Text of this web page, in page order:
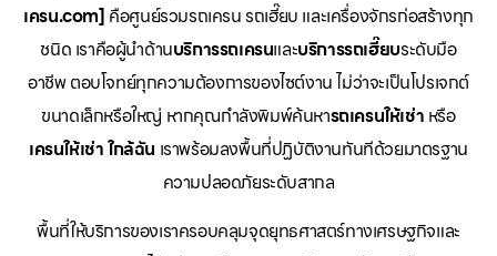
เครน.com] คือศูนย์รวมรถเครน รถเฮี๊ยบ และเครื่องจักรก่อสร้างทุก
ชนิด เราคือผู้นำด้านบริการรถเครนและบริการรถเฮี๊ยบระดับมือ
อาชีพ ตอบโจทย์ทุกความต้องการของไซต์งาน ไม่ว่าจะเป็นโปรเจกต์
ขนาดเล็กหรือใหญ่ หากคุณกำลังพิมพ์ค้นหารถเครนให้เช่า หรือ
เครนให้เช่าใกล้ฉัน เราพร้อมลงพื้นที่ปฏิบัติงานทันทีด้วยมาตรฐาน
ความปลอดภัยระดับสากล
พื้นที่ให้บริการของเราครอบคลุมจุดยุทธศาสตร์ทางเศรษฐกิจและ